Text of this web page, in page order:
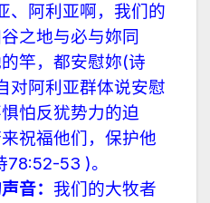
、阿利亚啊，我们的
之地与必与妳同
竿，都安慰妳(诗
对阿利亚群体说安慰
怕反犹势力的迫
祝福他们，保护他
78:52-53 )。
音： 我们的大牧者